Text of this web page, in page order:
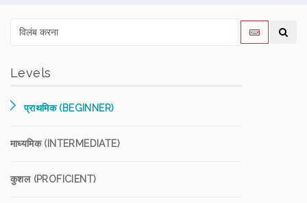
Levels
प्राथमिक (BEGINNER)
माध्यमिक (INTERMEDIATE)
कुशल (PROFICIENT)